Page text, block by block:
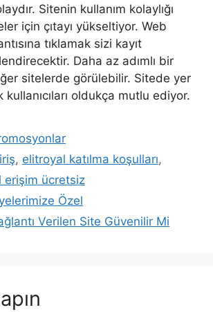
Sitenin kullanım kolaylığı
için çıtayı yükseltiyor. Web
tıklamak sizi kayıt
Daha az adımlı bir
sitelerde görülebilir. Sitede yer
oldukça mutlu ediyor.
, elitroyal katılma koşulları,
erişim ücretsiz
Özel
Verilen Site Güvenilir Mi